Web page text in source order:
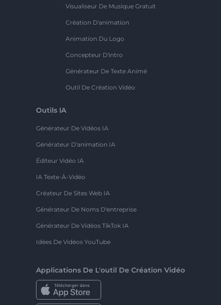
Visualiseur De Musique Gratuit
Création D'animation
Animation Du Logo
Concepteur D'intro
Générateur De Texte Animé
Outil De Création Vidéo
Outils IA
Générateur De Vidéos IA
Générateur D'animation IA
Éditeur Vidéo IA
IA Texte-À-Vidéo
Créateur De Sites Web IA
Générateur De Noms D'entreprise
Générateur De Vidéos TikTok IA
Idées De Vidéos YouTube
Applications De L'outil De Création Vidéo